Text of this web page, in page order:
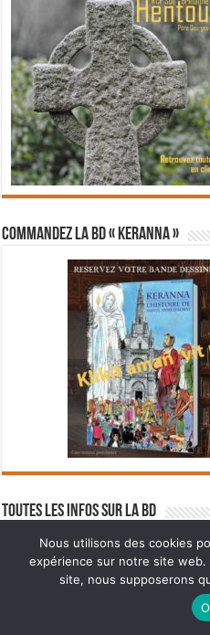
Commandez la BD « Keranna »
Toutes les infos sur la BD
Ne manquez pas la nouveauté de
CLIQUEZ ICI POUR EN
Nous utilisons des cookies
expérience sur notre site
site, nous supposerons